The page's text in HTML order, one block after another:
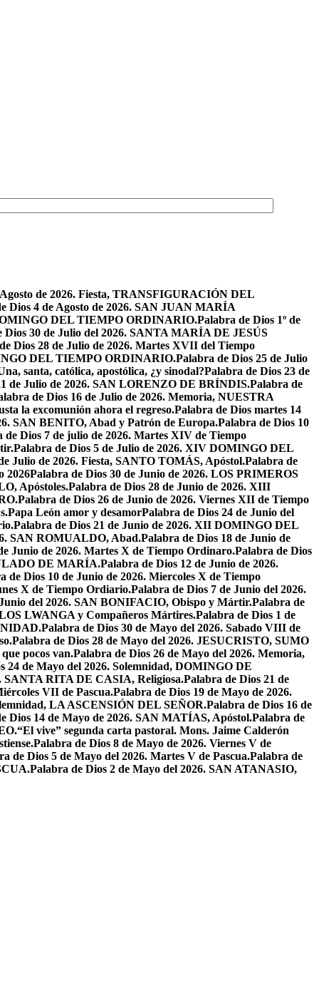
de 2026. Fiesta, TRANSFIGURACIÓN DEL
Dios 4 de Agosto de 2026. SAN JUAN MARÍA
DEL TIEMPO ORDINARIO.Palabra de Dios 1º de
Dios 30 de Julio del 2026. SANTA MARÍA DE JESÚS
Dios 28 de Julio de 2026. Martes XVII del Tiempo
DEL TIEMPO ORDINARIO.Palabra de Dios 25 de Julio
santa, católica, apostólica, ¿y sinodal?Palabra de Dios 23 de
de Julio de 2026. SAN LORENZO DE BRÍNDIS.Palabra de
de Dios 16 de Julio de 2026. Memoria, NUESTRA
la excomunión ahora el regreso.Palabra de Dios martes 14
SAN BENITO, Abad y Patrón de Europa.Palabra de Dios 10
de Dios 7 de julio de 2026. Martes XIV de Tiempo
Palabra de Dios 5 de Julio de 2026. XIV DOMINGO DEL
Julio de 2026. Fiesta, SANTO TOMÁS, Apóstol.Palabra de
2026Palabra de Dios 30 de Junio de 2026. LOS PRIMEROS
Apóstoles.Palabra de Dios 28 de Junio de 2026. XIII
Palabra de Dios 26 de Junio de 2026. Viernes XII de Tiempo
Papa León amor y desamorPalabra de Dios 24 de Junio del
Palabra de Dios 21 de Junio de 2026. XII DOMINGO DEL
SAN ROMUALDO, Abad.Palabra de Dios 18 de Junio de
Junio de 2026. Martes X de Tiempo Ordinaro.Palabra de Dios
DE MARÍA.Palabra de Dios 12 de Junio de 2026.
de Dios 10 de Junio de 2026. Miercoles X de Tiempo
X de Tiempo Ordiario.Palabra de Dios 7 de Junio del 2026.
del 2026. SAN BONIFACIO, Obispo y Mártir.Palabra de
LWANGA y Compañeros Mártires.Palabra de Dios 1 de
Palabra de Dios 30 de Mayo del 2026. Sabado VIII de
Palabra de Dios 28 de Mayo del 2026. JESUCRISTO, SUMO
pocos van.Palabra de Dios 26 de Mayo del 2026. Memoria,
24 de Mayo del 2026. Solemnidad, DOMINGO DE
SANTA RITA DE CASIA, Religiosa.Palabra de Dios 21 de
VII de Pascua.Palabra de Dios 19 de Mayo de 2026.
LA ASCENSIÓN DEL SEÑOR.Palabra de Dios 16 de
Dios 14 de Mayo de 2026. SAN MATÍAS, Apóstol.Palabra de
“El vive” segunda carta pastoral. Mons. Jaime Calderón
Palabra de Dios 8 de Mayo de 2026. Viernes V de
de Dios 5 de Mayo del 2026. Martes V de Pascua.Palabra de
Palabra de Dios 2 de Mayo del 2026. SAN ATANASIO,